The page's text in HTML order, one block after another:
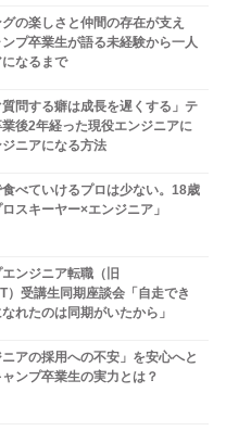
グの楽しさと仲間の存在が支え
プ卒業生が語る未経験から一人
なるまで
質問する癖は成長を遅くする」テ
後2年経った現役エンジニアに
ニアになる方法
べていけるプロは少ない。18歳
スキーヤー×エンジニア」
ンジニア転職（旧
）受講生同期座談会「自走でき
れたのは同期がいたから」
ニアの採用への不安」を安心へと
ンプ卒業生の実力とは？